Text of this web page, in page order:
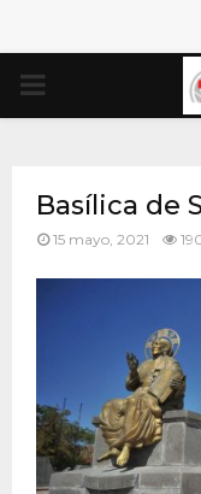
PRIMARY
Basílica de
15 mayo, 2021